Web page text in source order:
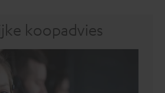
koopadvies